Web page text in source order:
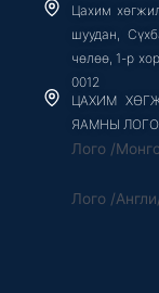
Цахим
шуудан,
чөлөө, 1-р
0012
ЦАХИМ
ЯАМНЫ ЛОГО
Лого /
Лого /